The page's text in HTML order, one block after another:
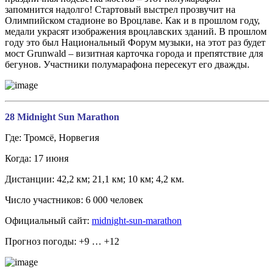
запомнится надолго! Стартовый выстрел прозвучит на
Олимпийском стадионе во Вроцлаве. Как и в прошлом году,
медали украсят изображения вроцлавских зданий. В прошлом
году это был Национальный Форум музыки, на этот раз будет
мост Grunwald – визитная карточка города и препятствие для
бегунов. Участники полумарафона пересекут его дважды.
28 Midnight Sun Marathon
Где: Тромсё, Норвегия
Когда: 17 июня
Дистанции: 42,2 км; 21,1 км; 10 км; 4,2 км.
Число участников: 6 000 человек
Официальный сайт: midnight-sun-marathon
Прогноз погоды: +9 … +12